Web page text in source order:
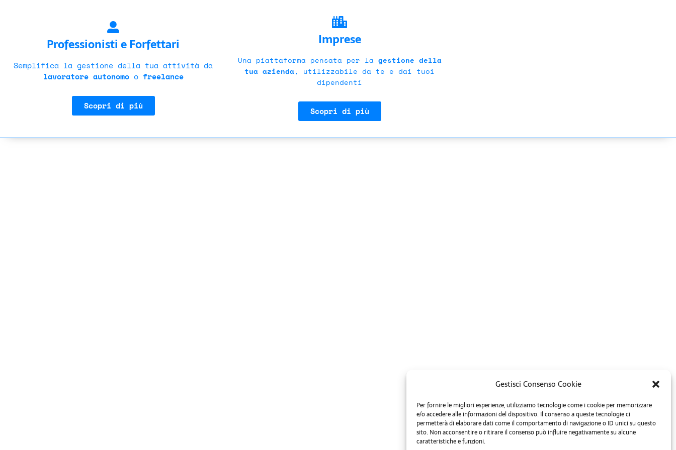
Gestisci Consenso Cookie
Per fornire le migliori esperienze, utilizziamo tecnologie come i cookie per memorizzare
e/o accedere alle informazioni del dispositivo. Il consenso a queste tecnologie ci
permetterà di elaborare dati come il comportamento di navigazione o ID unici su questo
sito. Non acconsentire o ritirare il consenso può influire negativamente su alcune
caratteristiche e funzioni.
Professionisti e Forfettari
Semplifica la gestione della tua attività da
lavoratore autonomoo freelance
Scopri di più
Imprese
Una piattaforma pensata per la gestione della
tua azienda, utilizzabile da te e dai tuoi
dipendenti
Scopri di più